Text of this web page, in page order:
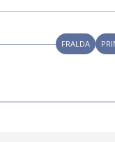
FRALDA